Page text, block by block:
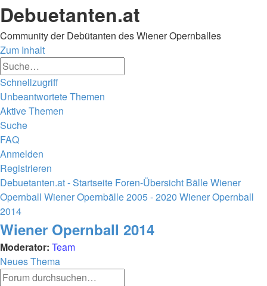
Debuetanten.at
Community der Debütanten des Wiener Opernballes
Zum Inhalt
Schnellzugriff
Unbeantwortete Themen
Aktive Themen
Suche
FAQ
Anmelden
Registrieren
Debuetanten.at - Startseite Foren-Übersicht BälleWiener
Opernball Wiener Opernbälle 2005 - 2020 Wiener Opernball
2014
Suche
Wiener Opernball 2014
Moderator: Team
Neues Thema